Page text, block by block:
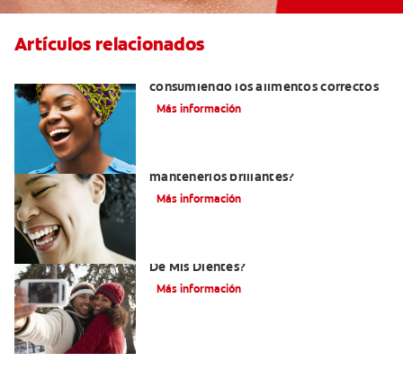
Artículos relacionados
consumiendo los alimentos correctos
Más información
mantenerlos brillantes?
Más información
De Mis Dientes?
Más información